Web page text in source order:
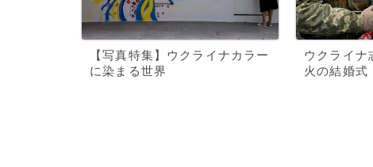
【写真特集】ウクライナカラー
に染まる世界
ウクライナ
火の結婚式